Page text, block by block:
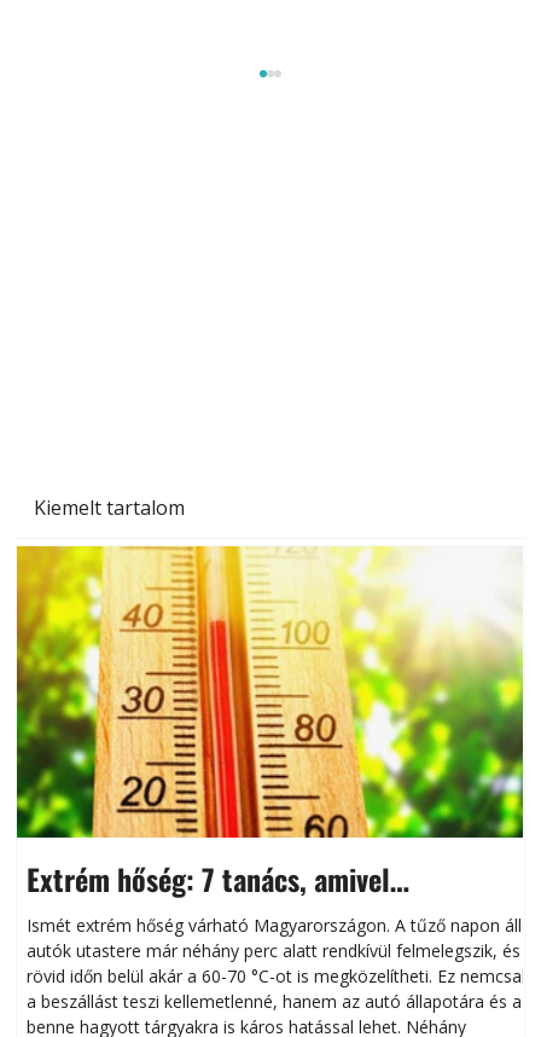
Kiemelt tartalom
Extrém hőség: 7 tanács, amivel
megóvhatjuk autónkat a nyári károktól
Ismét extrém hőség várható Magyarországon. A tűző napon álló
autók utastere már néhány perc alatt rendkívül felmelegszik, és
rövid időn belül akár a 60-70 °C-ot is megközelítheti. Ez nemcsak
a beszállást teszi kellemetlenné, hanem az autó állapotára és a
benne hagyott tárgyakra is káros hatással lehet. Néhány